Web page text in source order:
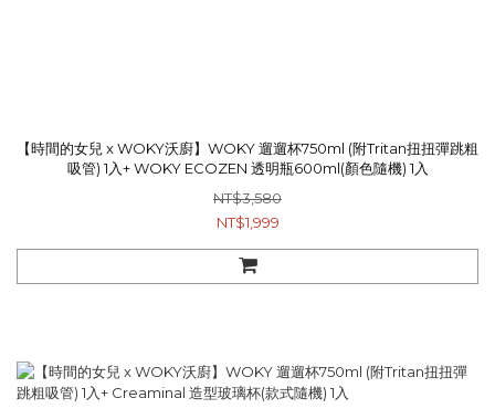
【時間的女兒 x WOKY沃廚】WOKY 遛遛杯750ml (附Tritan扭扭彈跳粗
吸管) 1入+ WOKY ECOZEN 透明瓶600ml(顏色隨機) 1入
NT$3,580
NT$1,999